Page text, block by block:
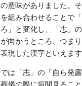
意味がありました。
を組み合わせることで
」と変化し、「志」
向かうところ、つまり
現した漢字といえます
は「志」の「自ら発
儀の際に垣間見るこ